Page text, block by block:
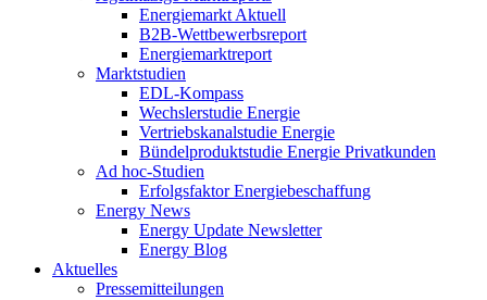
Energiemarkt Aktuell
B2B-Wettbewerbsreport
Energiemarktreport
Marktstudien
EDL-Kompass
Wechslerstudie Energie
Vertriebskanalstudie Energie
Bündelproduktstudie Energie Privatkunden
Ad hoc-Studien
Erfolgsfaktor Energiebeschaffung
Energy News
Energy Update Newsletter
Energy Blog
Aktuelles
Pressemitteilungen